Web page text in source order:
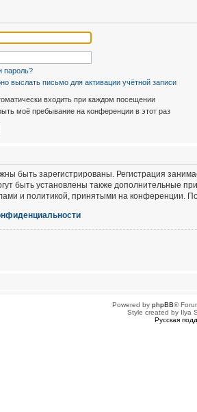
пароль?
выслать письмо для активации учётной записи
входить при каждом посещении
моё пребывание на конференции в этот раз
быть зарегистрированы. Регистрация
быть установлены также дополнительные
и политикой, принятыми на конференции.
Powered by phpBB®
Style created by Ilya
Русская